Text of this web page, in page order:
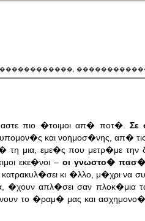
πιο �τοιμοι απ� ποτ�. Σε
και νοημοσ�νης, απ�
μια, εμε�ς που μετρ�με την
εκε�νοι –οι γνωστο�
κι �λλο, μ�χρι να
απλ�σει σαν πλοκ�μια
το �ραμ� μας και